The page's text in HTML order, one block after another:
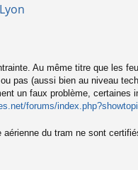
Au même titre que les
pas (aussi bien au niveau
un faux problème,
forums/
du tram ne sont